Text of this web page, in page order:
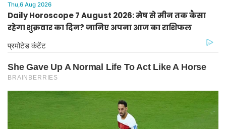
Thu,6 Aug 2026
Daily Horoscope 7 August 2026: मेष से मीन तक कैसा
रहेगा शुक्रवार का दिन? जानिए अपना आज का राशिफल